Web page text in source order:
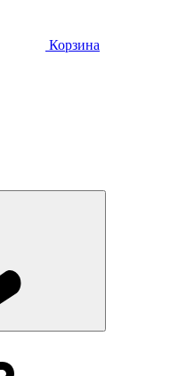
Корзина